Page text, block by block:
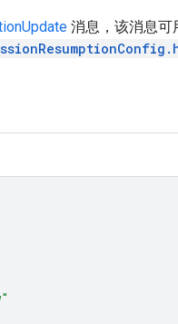
消息，该消息可